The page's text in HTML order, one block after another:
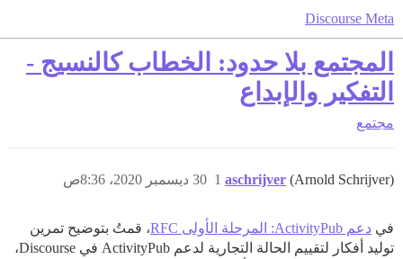
Discourse Meta
المجتمع بلا حدود: الخطاب كالنسيج -
التفكير والإبداع
مجتمع
aschrijver (Arnold Schrijver) 30 ديسمبر 2020، 8:36ص 1
في دعم ActivityPub: المرحلة الأولى RFC
، قمتُ بتوضيح تمرين
توليد أفكار لتقييم الحالة التجارية لدعم ActivityPub في Discourse،